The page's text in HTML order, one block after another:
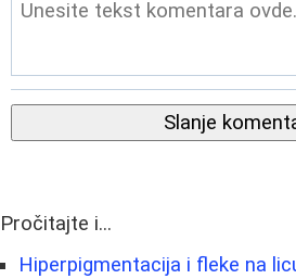
Slanje
Pročitajte i...
Hiperpigmentacija i fleke na